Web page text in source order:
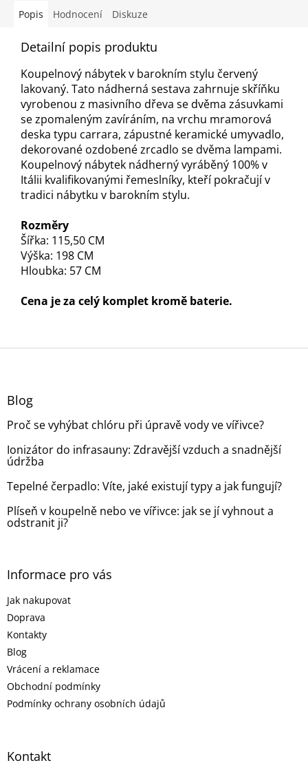
Popis Hodnocení Diskuze
Detailní popis produktu
Koupelnový nábytek v barokním stylu červený
lakovaný. Tato nádherná sestava zahrnuje skříňku
vyrobenou z masivního dřeva se dvěma zásuvkami
se zpomaleným zavíráním, na vrchu mramorová
deska typu carrara, zápustné keramické umyvadlo,
dekorované ozdobené zrcadlo se dvěma lampami.
Koupelnový nábytek nádherný vyráběný 100% v
Itálii kvalifikovanými řemeslníky, kteří pokračují v
tradici nábytku v barokním stylu.
Rozměry
Šířka: 115,50 CM
Výška: 198 CM
Hloubka: 57 CM
Cena je za celý komplet kromě baterie.
Z
Blog
Proč se vyhýbat chlóru při úpravě vody ve vířivce?
Ionizátor do infrasauny: Zdravější vzduch a snadnější
údržba
Tepelné čerpadlo: Víte, jaké existují typy a jak fungují?
Plíseň v koupelně nebo ve vířivce: jak se jí vyhnout a
odstranit ji?
Informace pro vás
Jak nakupovat
Doprava
Kontakty
Blog
Vrácení a reklamace
Obchodní podmínky
Podmínky ochrany osobních údajů
Kontakt